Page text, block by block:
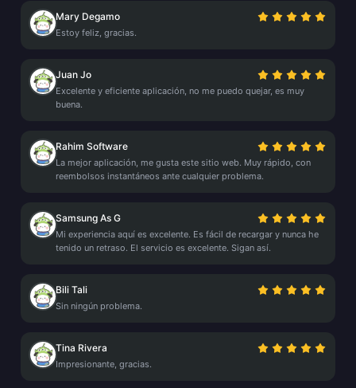
Mary Degamo
Estoy feliz, gracias.
Juan Jo
Excelente y eficiente aplicación, no me puedo quejar, es muy
buena.
Rahim Software
La mejor aplicación, me gusta este sitio web. Muy rápido, con
reembolsos instantáneos ante cualquier problema.
Samsung As G
Mi experiencia aquí es excelente. Es fácil de recargar y nunca he
tenido un retraso. El servicio es excelente. Sigan así.
Bili Tali
Sin ningún problema.
Tina Rivera
Impresionante, gracias.